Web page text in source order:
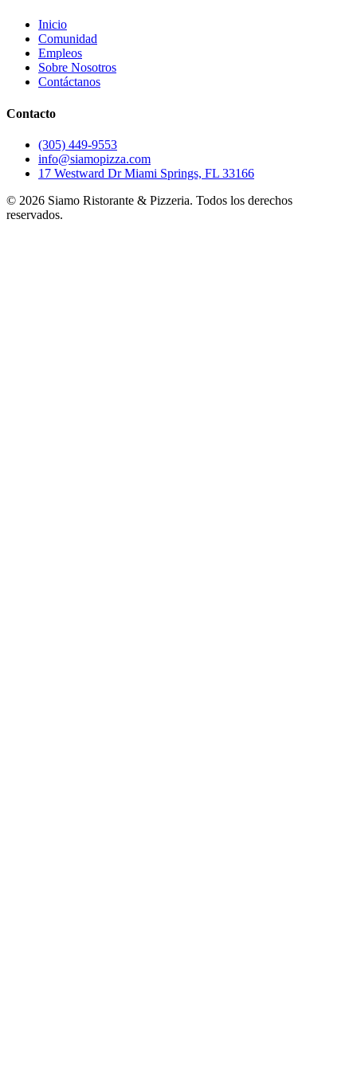
Inicio
Comunidad
Empleos
Sobre Nosotros
Contáctanos
Contacto
(305) 449-9553
info@siamopizza.com
17 Westward Dr Miami Springs, FL 33166
© 2026 Siamo Ristorante & Pizzeria. Todos los derechos
reservados.